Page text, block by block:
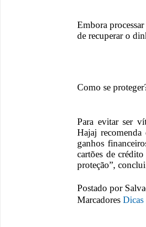
Embora
de recuperar o
Como se
Para evitar ser
Hajaj
ganhos
cartões de
proteção”,
Postado por
Marcadores Dicas